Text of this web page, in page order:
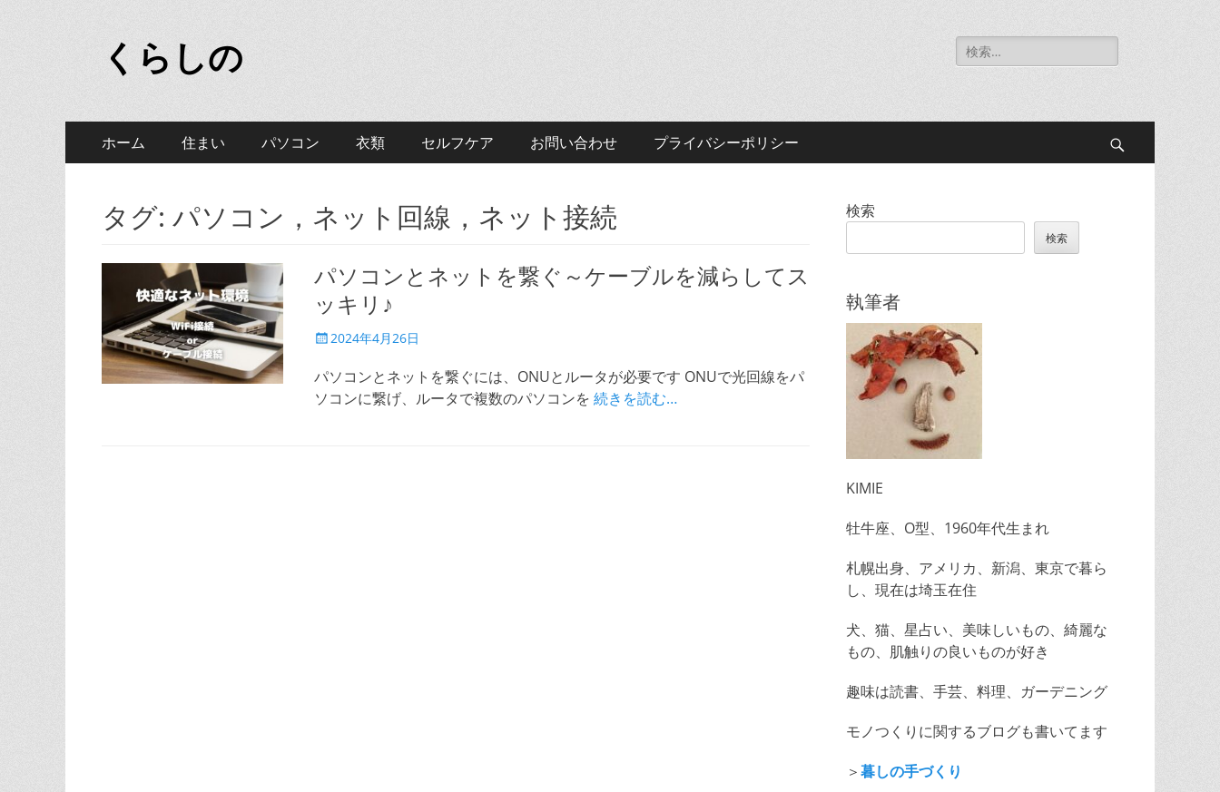
くらしの
検
索:
メ
イ
メ
ニ
ー
ホーム 住まい パソコン 衣類 セルフケア お問い合わせ プライバシーポリシー
タグ: パソコン，ネット回線，ネット接続
パソコンとネットを繋ぐ～ケーブルを減らしてス
ッキリ♪
投
日
2024年4月26日
パソコンとネットを繋ぐには、ONUとルータが必要です ONUで光回線をパ
ソコンに繋げ、ルータで複数のパソコンを 続きを読む…
検索
検索
執筆者
KIMIE
牡牛座、O型、1960年代生まれ
札幌出身、アメリカ、新潟、東京で暮ら
し、現在は埼玉在住
犬、猫、星占い、美味しいもの、綺麗な
もの、肌触りの良いものが好き
趣味は読書、手芸、料理、ガーデニング
モノつくりに関するブログも書いてます
＞暮しの手づくり